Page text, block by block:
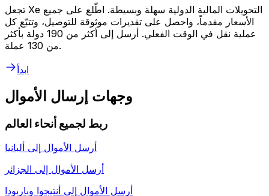
تجعل Xe التحويلات المالية الدولية سهلة وبسيطة. اطّلع على جميع
الأسعار مقدماً، واحصل على تقديرات موثوقة للتوصيل، وتتبّع كل
عملية نقل في الوقت الفعلي. أرسل إلى أكثر من 190 دولة بأكثر
من 130 عملة.
ابدأ
وجهات إرسال الأموال
ربط لجميع أنحاء العالم
أرسل الأموال إلى ألبانيا
أرسل الأموال إلى الجزائر
أرسل الأموال إلى أنتيجوا وباربودا